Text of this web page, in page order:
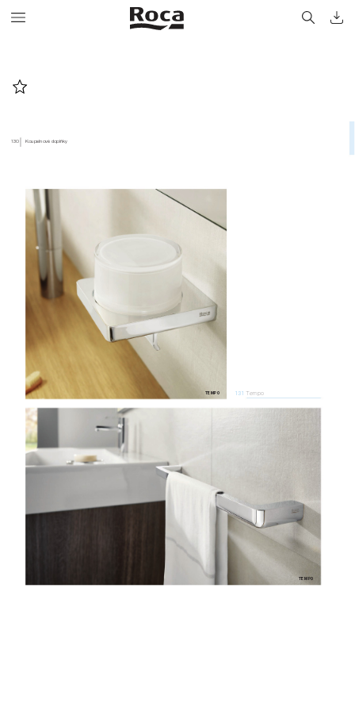
130 Koupelnové doplňky
TEMPO
TEMPO
131 Tempo